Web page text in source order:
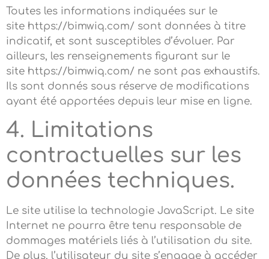
Toutes les informations indiquées sur le
site https://bimwiq.com/ sont données à titre
indicatif, et sont susceptibles d’évoluer. Par
ailleurs, les renseignements figurant sur le
site https://bimwiq.com/ ne sont pas exhaustifs.
Ils sont donnés sous réserve de modifications
ayant été apportées depuis leur mise en ligne.
4. Limitations
contractuelles sur les
données techniques.
Le site utilise la technologie JavaScript. Le site
Internet ne pourra être tenu responsable de
dommages matériels liés à l’utilisation du site.
De plus, l’utilisateur du site s’engage à accéder